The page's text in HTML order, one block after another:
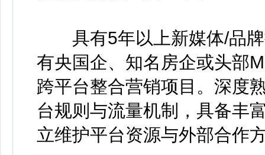
具有5年以上新媒体/品牌
有央国企、知名房企或头部
跨平台整合营销项目。深度
台规则与流量机制，具备丰
立维护平台资源与外部合作